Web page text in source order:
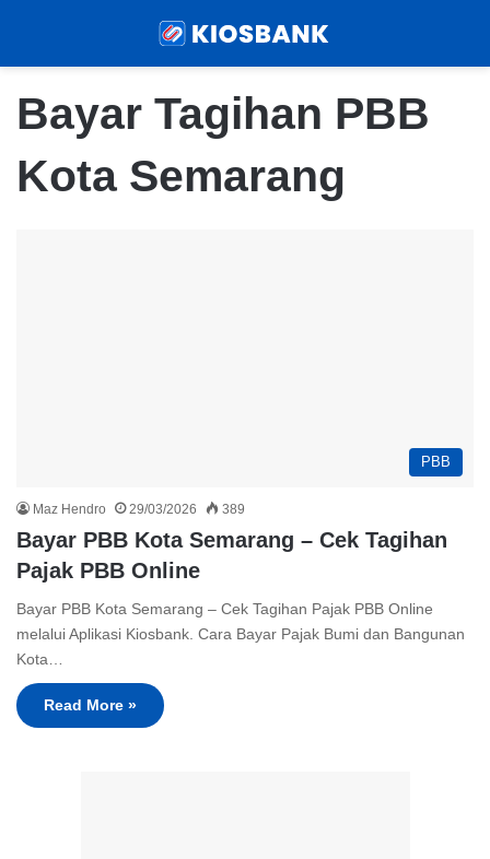
Bayar Tagihan PBB
Kota Semarang
PBB
Maz Hendro 29/03/2026 389
Bayar PBB Kota Semarang – Cek Tagihan
Pajak PBB Online
Bayar PBB Kota Semarang – Cek Tagihan Pajak PBB Online
melalui Aplikasi Kiosbank. Cara Bayar Pajak Bumi dan Bangunan
Kota…
Read More »